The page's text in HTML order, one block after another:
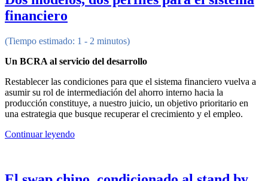
financiero
(Tiempo estimado: 1 - 2 minutos)
Un BCRA al servicio del desarrollo
Restablecer las condiciones para que el sistema financiero vuelva a
asumir su rol de intermediación del ahorro interno hacia la
producción constituye, a nuestro juicio, un objetivo prioritario en
una estrategia que busque recuperar el crecimiento y el empleo.
Continuar leyendo